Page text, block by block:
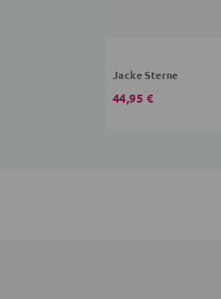
Jacke Sterne
44,95 €